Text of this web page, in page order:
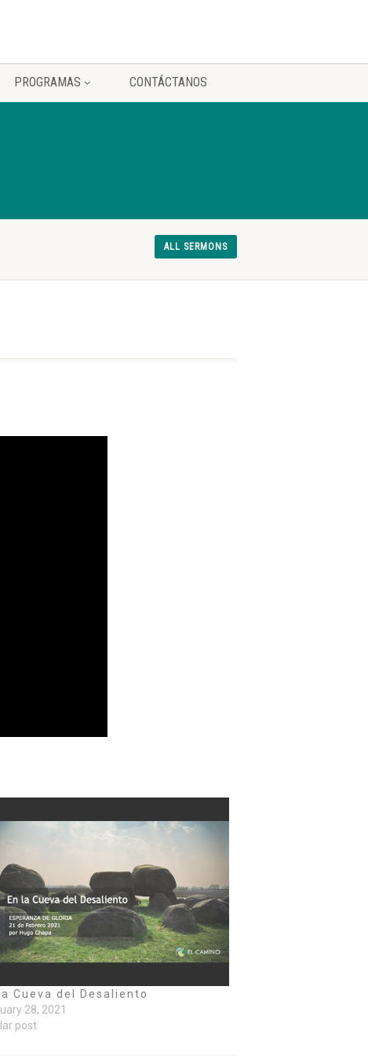
PROGRAMAS CONTÁCTANOS
ALL SERMONS
Cueva del Desaliento
28, 2021
post